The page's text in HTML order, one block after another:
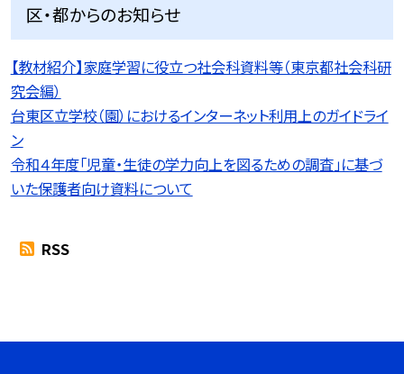
区・都からのお知らせ
【教材紹介】家庭学習に役立つ社会科資料等（東京都社会科研
究会編）
台東区立学校（園）におけるインターネット利用上のガイドライ
ン
令和４年度「児童・生徒の学力向上を図るための調査」に基づ
いた保護者向け資料について
RSS